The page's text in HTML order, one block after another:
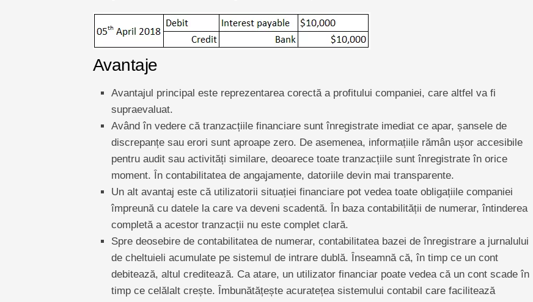
Avantaje
Avantajul principal este reprezentarea corectă a profitului companiei, care altfel va fi
supraevaluat.
Având în vedere că tranzacțiile financiare sunt înregistrate imediat ce apar, șansele de
discrepanțe sau erori sunt aproape zero. De asemenea, informațiile rămân ușor accesibile
pentru audit sau activități similare, deoarece toate tranzacțiile sunt înregistrate în orice
moment. În contabilitatea de angajamente, datoriile devin mai transparente.
Un alt avantaj este că utilizatorii situației financiare pot vedea toate obligațiile companiei
împreună cu datele la care va deveni scadentă. În baza contabilității de numerar, întinderea
completă a acestor tranzacții nu este complet clară.
Spre deosebire de contabilitatea de numerar, contabilitatea bazei de înregistrare a jurnalului
de cheltuieli acumulate pe sistemul de intrare dublă. Înseamnă că, în timp ce un cont
debitează, altul creditează. Ca atare, un utilizator financiar poate vedea că un cont scade în
timp ce celălalt crește. Îmbunătățește acuratețea sistemului contabil care facilitează